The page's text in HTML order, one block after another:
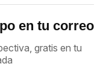
en tu correo
gratis en tu